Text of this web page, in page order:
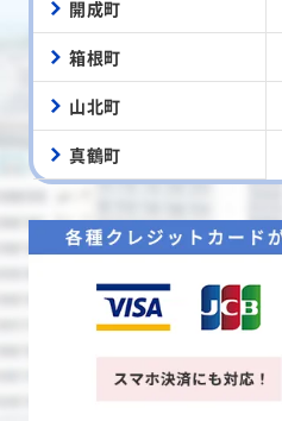
開成町
箱根町
山北町
真鶴町